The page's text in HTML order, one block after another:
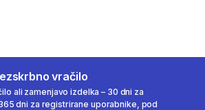
vračilo
ali zamenjavo izdelka – 30 dni za
dni za registrirane uporabnike, pod